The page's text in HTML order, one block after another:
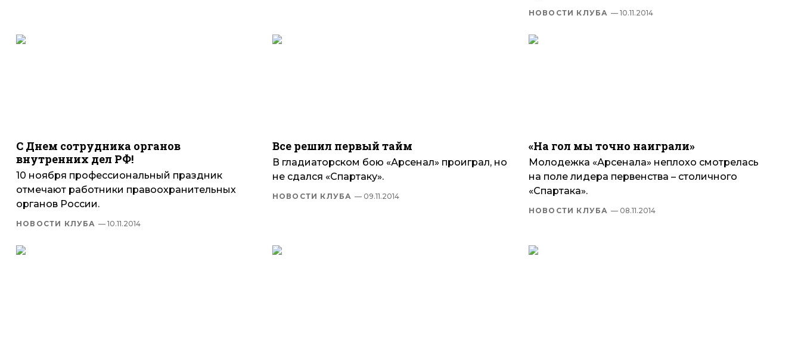
НОВОСТИ КЛУБА — 10.11.2014
С Днем сотрудника органов
внутренних дел РФ!
10 ноября профессиональный праздник
отмечают работники правоохранительных
органов России.
НОВОСТИ КЛУБА — 10.11.2014
Все решил первый тайм
В гладиаторском бою «Арсенал» проиграл, но
не сдался «Спартаку».
НОВОСТИ КЛУБА — 09.11.2014
«На гол мы точно наиграли»
Молодежка «Арсенала» неплохо смотрелась
на поле лидера первенства – столичного
«Спартака».
НОВОСТИ КЛУБА — 08.11.2014